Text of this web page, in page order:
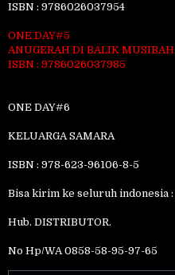
ISBN : 9786026037954
ONE DAY#5
ANUGERAH DI BALIK MUSIBAH
ISBN : 9786026037985
ONE DAY#6
KELUARGA SAMARA
ISBN : 978-623-96106-8-5
Bisa kirim ke seluruh indonesia :
Hub. DISTRIBUTOR.
No Hp/WA 0858-58-95-97-65